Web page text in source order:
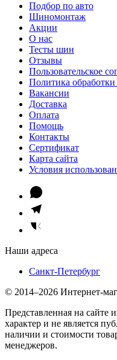
Подбор по авто
Шиномонтаж
Акции
О нас
Тесты шин
Отзывы
Пользовательское
Политика
Вакансии
Доставка
Оплата
Помощь
Контакты
Сертификат
Карта сайта
Условия
Наши адреса
Санкт-Петербург
© 2014–2026 Интернет-
Представленная на сайте
характер и не является
наличии и стоимости
менеджеров.